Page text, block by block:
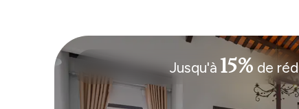
Jusqu'à 15% de